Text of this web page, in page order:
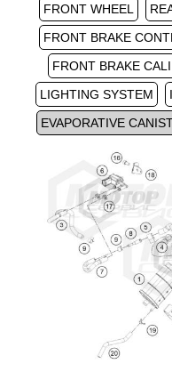
FRONT WHEEL
FRONT BRAKE
FRONT BRAKE
LIGHTING SYSTEM
EVAPORATIVE